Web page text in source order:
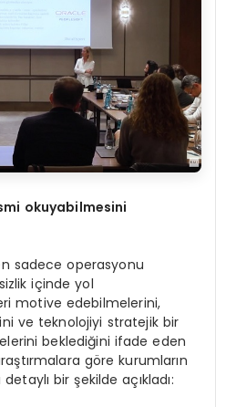
okuyabilmesini
sadece operasyonu
içinde yol
motive edebilmelerini,
ve teknolojiyi stratejik bir
beklediğini ifade eden
göre kurumların
bir şekilde açıkladı: